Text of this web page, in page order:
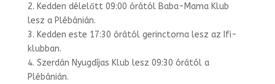
2. Kedden délelőtt 09:00 órától Baba-Mama Klub
lesz a Plébánián.
3. Kedden este 17:30 órától gerinctorna lesz az Ifi-
klubban.
4. Szerdán Nyugdíjas Klub lesz 09:30 órától a
Plébánián.